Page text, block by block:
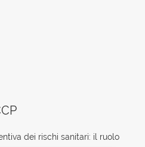
dei rischi sanitari: il ruolo